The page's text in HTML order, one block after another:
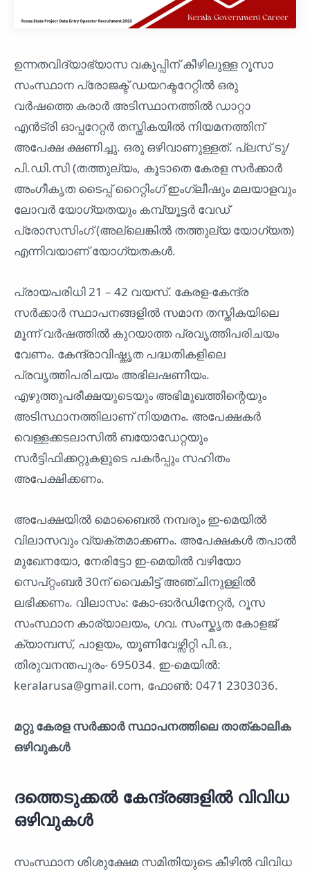
ഉന്നതവിദ്യാഭ്യാസ വകുപ്പിന് കീഴിലുള്ള റൂസാ
സംസ്ഥാന പ്രോജക്ട് ഡയറക്ടറേറ്റിൽ ഒരു
വർഷത്തെ കരാർ അടിസ്ഥാനത്തിൽ ഡാറ്റാ
എൻട്രി ഓപ്പറേറ്റർ തസ്തികയിൽ നിയമനത്തിന്
അപേക്ഷ ക്ഷണിച്ചു. ഒരു ഒഴിവാണുള്ളത്. പ്ലസ് ടു/
പി.ഡി.സി (തത്തുല്യം, കൂടാതെ കേരള സർക്കാർ
അംഗീകൃത ടൈപ്പ് റൈറ്റിംഗ് ഇംഗ്ലീഷും മലയാളവും
ലോവർ യോഗ്യതയും കമ്പ്യൂട്ടർ വേഡ്
പ്രോസസിംഗ് (അല്ലെങ്കിൽ തത്തുല്യ യോഗ്യത)
എന്നിവയാണ് യോഗ്യതകൾ.
പ്രായപരിധി 21 – 42 വയസ്. കേരള-കേന്ദ്ര
സർക്കാർ സ്ഥാപനങ്ങളിൽ സമാന തസ്തികയിലെ
മൂന്ന് വർഷത്തിൽ കുറയാത്ത പ്രവൃത്തിപരിചയം
വേണം. കേന്ദ്രാവിഷ്കൃത പദ്ധതികളിലെ
പ്രവൃത്തിപരിചയം അഭിലഷണീയം.
എഴുത്തുപരീക്ഷയുടെയും അഭിമുഖത്തിന്റെയും
അടിസ്ഥാനത്തിലാണ് നിയമനം. അപേക്ഷകർ
വെള്ളക്കടലാസിൽ ബയോഡേറ്റയും
സർട്ടിഫിക്കറ്റുകളുടെ പകർപ്പും സഹിതം
അപേക്ഷിക്കണം.
അപേക്ഷയിൽ മൊബൈൽ നമ്പരും ഇ-മെയിൽ
വിലാസവും വ്യക്തമാക്കണം. അപേക്ഷകൾ തപാൽ
മുഖേനയോ, നേരിട്ടോ ഇ-മെയിൽ വഴിയോ
സെപ്റ്റംബർ 30ന് വൈകിട്ട് അഞ്ചിനുള്ളിൽ
ലഭിക്കണം. വിലാസം: കോ-ഓർഡിനേറ്റർ, റൂസ
സംസ്ഥാന കാര്യാലയം, ഗവ. സംസ്കൃത കോളജ്
ക്യാമ്പസ്, പാളയം, യൂണിവേഴ്സിറ്റി പി.ഒ.,
തിരുവനന്തപുരം- 695034. ഇ-മെയിൽ:
keralarusa@gmail.com, ഫോൺ: 0471 2303036.
മറ്റു കേരള സർക്കാർ സ്ഥാപനത്തിലെ താത്കാലിക
ഒഴിവുകൾ
ദത്തെടുക്കൽ കേന്ദ്രങ്ങളിൽ വിവിധ
ഒഴിവുകൾ
സംസ്ഥാന ശിശുക്ഷേമ സമിതിയുടെ കീഴിൽ വിവിധ